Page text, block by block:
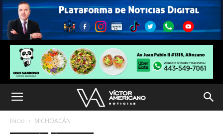
Inicio MICHOACÁN